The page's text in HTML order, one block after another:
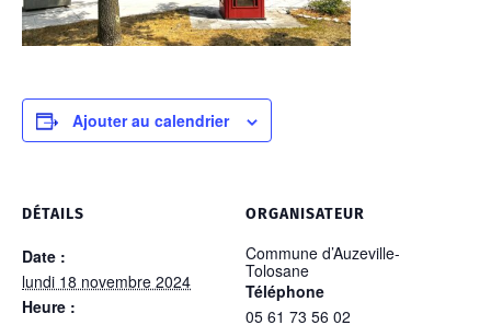
Ajouter au calendrier
DÉTAILS
Date :
lundi 18 novembre 2024
Heure :
ORGANISATEUR
Commune d’Auzeville-
Tolosane
Téléphone
05 61 73 56 02